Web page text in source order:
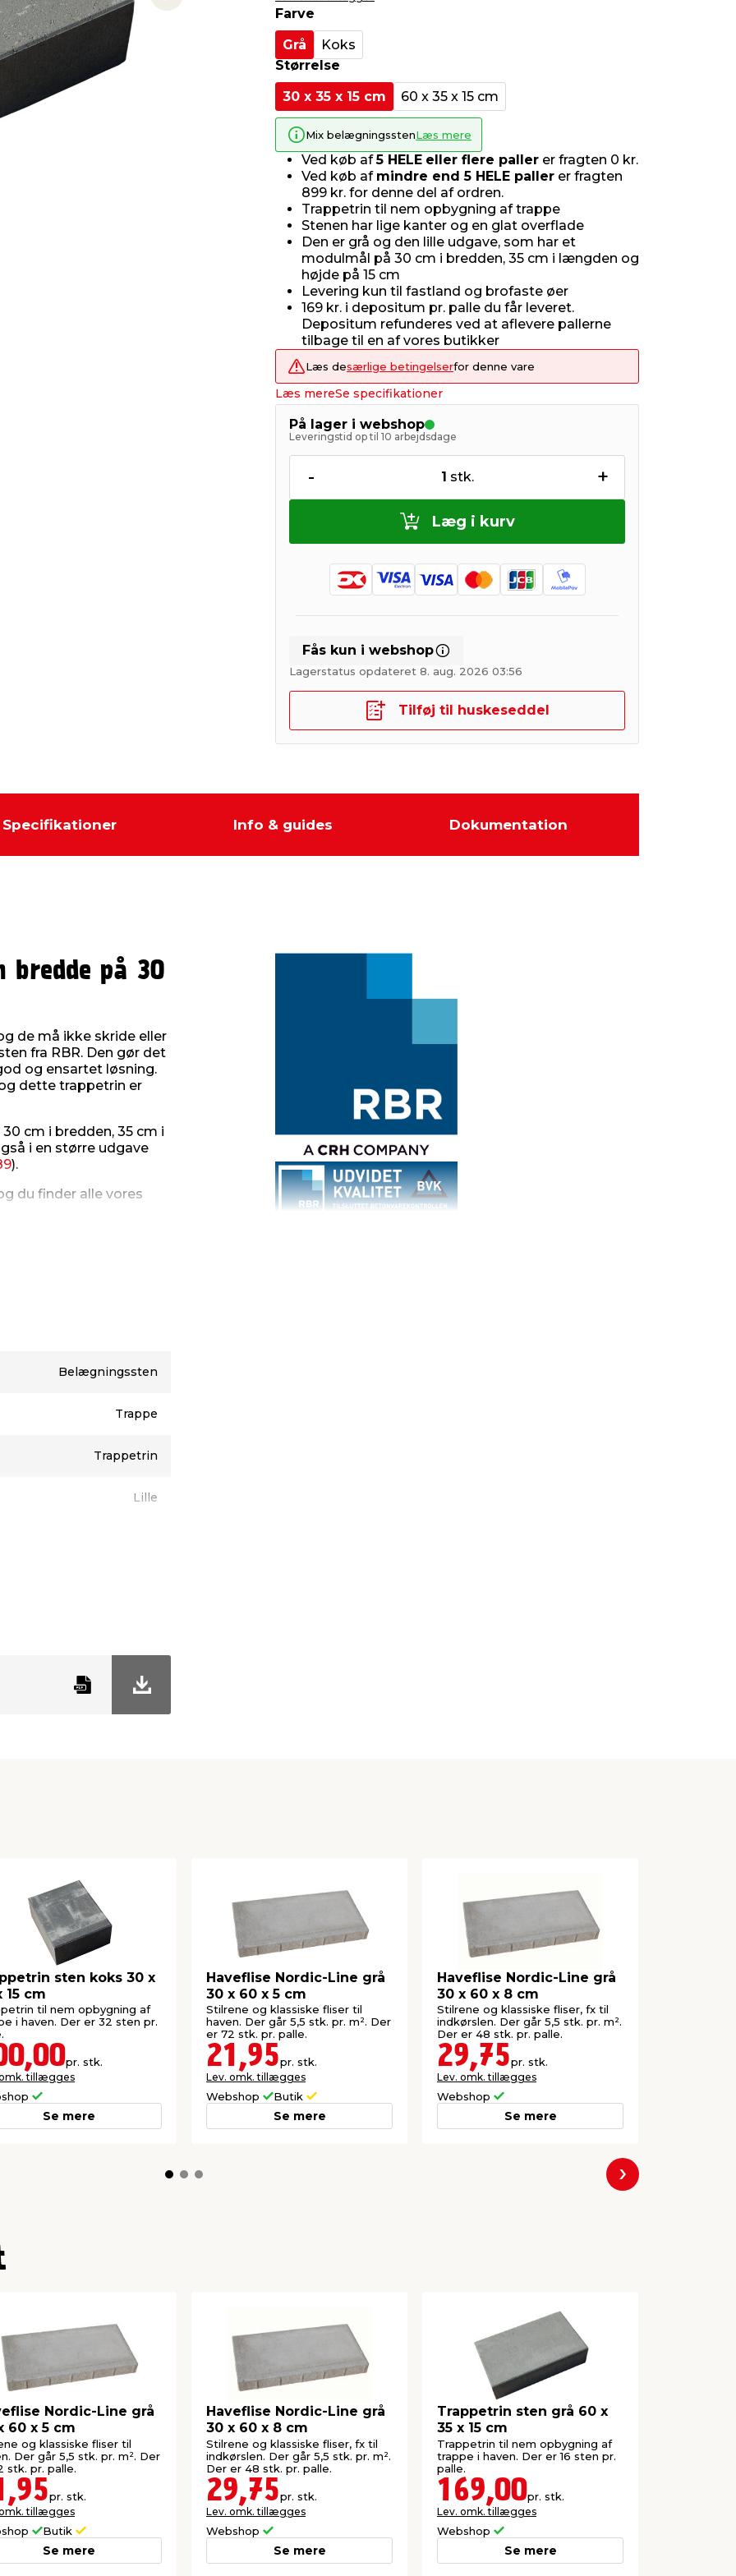
Next slide
Farve
Grå
Koks
Størrelse
30 x 35 x 15 cm
60 x 35 x 15 cm
Mix belægningsstenLæs mere
Ved køb af5 HELE eller flere paller er fragten 0 kr.
Ved køb af mindre end 5 HELE paller er fragten
899 kr. for denne del af ordren.
Trappetrin til nem opbygning af trappe
Stenen har lige kanter og en glat overflade
Den er grå og den lille udgave, som har et
modulmål på 30 cm i bredden, 35 cm i længden og
højde på 15 cm
Levering kun til fastland og brofaste øer
169 kr. i depositum pr. palle du får leveret.
Depositum refunderes ved at aflevere pallerne
tilbage til en af vores butikker
Læs desærlige betingelserfor denne vare
Læs mereSe specifikationer
På lager i webshop
Leveringstid op til 10 arbejdsdage
- 1 stk. +
Læg i kurv
Fås kun i webshop
Lagerstatus opdateret 8. aug. 2026 03:56
Tilføj til huskeseddel
Specifikationer Info & guides Dokumentation
bredde på 30
de må ikke skride eller
fra RBR. Den gør det
og ensartet løsning.
dette trappetrin er
cm i bredden, 35 cm i
i en større udgave
).
du finder alle vores
pallerne tilbage til
Belægningssten
Trappe
Trappetrin
Lille
sten koks 30 x
15 cm
til nem opbygning af
i haven. Der er 32 sten pr.
pr. stk.
tillægges
Se mere
Haveflise Nordic-Line grå
30 x 60 x 5 cm
Stilrene og klassiske fliser til
haven. Der går 5,5 stk. pr. m². Der
er 72 stk. pr. palle.
21,95pr. stk.
Lev. omk. tillægges
Webshop Butik
Se mere
Haveflise Nordic-Line grå
30 x 60 x 8 cm
Stilrene og klassiske fliser, fx til
indkørslen. Der går 5,5 stk. pr. m².
Der er 48 stk. pr. palle.
29,75pr. stk.
Lev. omk. tillægges
Webshop
Se mere
Næste
Nordic-Line grå
60 x 5 cm
og klassiske fliser til
Der går 5,5 stk. pr. m². Der
stk. pr. palle.
pr. stk.
tillægges
Butik
Se mere
Haveflise Nordic-Line grå
30 x 60 x 8 cm
Stilrene og klassiske fliser, fx til
indkørslen. Der går 5,5 stk. pr. m².
Der er 48 stk. pr. palle.
29,75pr. stk.
Lev. omk. tillægges
Webshop
Se mere
Trappetrin sten grå 60 x
35 x 15 cm
Trappetrin til nem opbygning af
trappe i haven. Der er 16 sten pr.
palle.
169,00pr. stk.
Lev. omk. tillægges
Webshop
Se mere